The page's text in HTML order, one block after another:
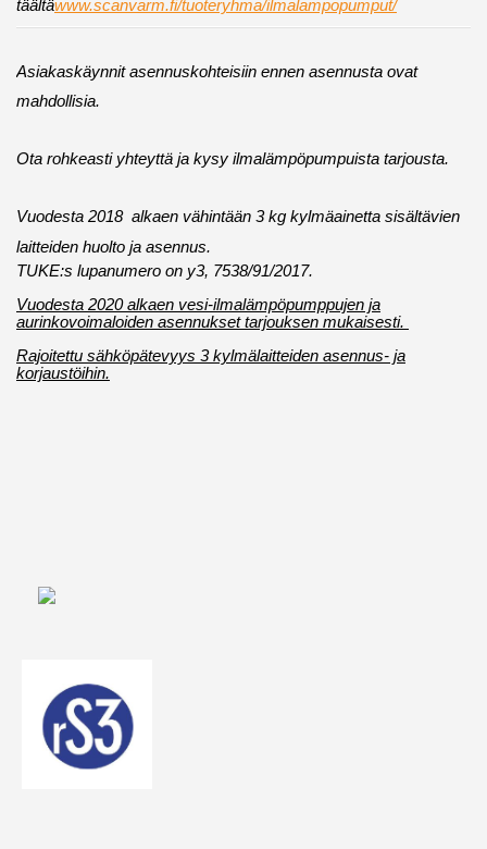
täältäwww.scanvarm.fi/tuoteryhma/ilmalampopumput/
Asiakaskäynnit asennuskohteisiin ennen asennusta ovat
mahdollisia.
Ota rohkeasti yhteyttä ja kysy ilmalämpöpumpuista tarjousta.
Vuodesta 2018 alkaen vähintään 3 kg kylmäainetta sisältävien
laitteiden huolto ja asennus.
TUKE:s lupanumero on y3, 7538/91/2017.
Vuodesta 2020 alkaen vesi-ilmalämpöpumppujen ja
aurinkovoimaloiden asennukset tarjouksen mukaisesti.
Rajoitettu sähköpätevyys 3 kylmälaitteiden asennus- ja
korjaustöihin.